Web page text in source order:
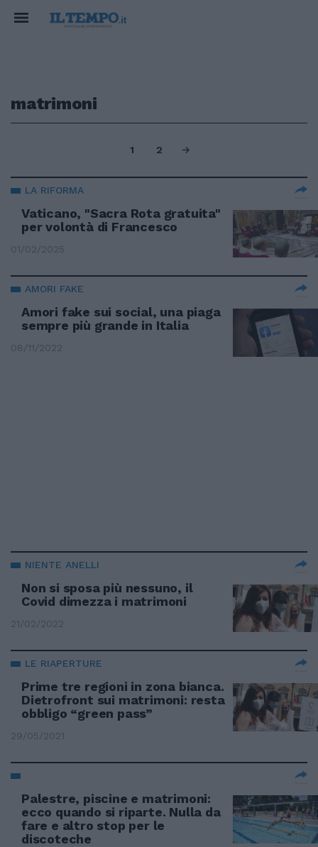
matrimoni
1 2
LA RIFORMA
Vaticano, "Sacra Rota gratuita"
per volontà di Francesco
01/02/2025
AMORI FAKE
Amori fake sui social, una piaga
sempre più grande in Italia
08/11/2022
NIENTE ANELLI
Non si sposa più nessuno, il
Covid dimezza i matrimoni
21/02/2022
LE RIAPERTURE
Prime tre regioni in zona bianca.
Dietrofront sui matrimoni: resta
obbligo “green pass”
29/05/2021
Palestre, piscine e matrimoni:
ecco quando si riparte. Nulla da
fare e altro stop per le
discoteche